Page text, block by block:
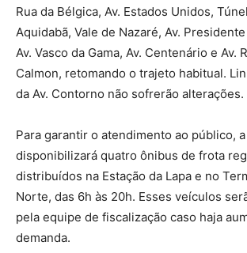
Rua da Bélgica, Av. Estados Unidos,
Aquidabã, Vale de Nazaré, Av.
Av. Vasco da Gama, Av. Centenário e Av.
Calmon, retomando o trajeto habitual.
da Av. Contorno não sofrerão alterações.
Para garantir o atendimento ao público,
disponibilizará quatro ônibus de frota
distribuídos na Estação da Lapa e no
Norte, das 6h às 20h. Esses veículos
pela equipe de fiscalização caso haja
demanda.